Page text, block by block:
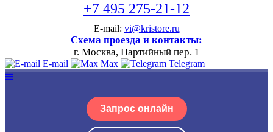
+7 495 275-21-12
E-mail: vi@kristore.ru
Схема проезда и контакты:
г. Москва, Партийный пер. 1
E-mail Max Telegram
Запрос онлайн